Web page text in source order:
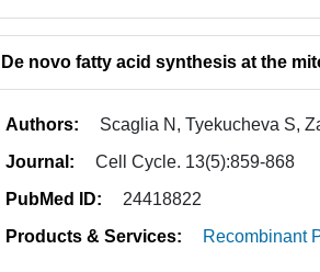
De novo fatty acid synthesis at the
Authors:
Scaglia N, Tyekucheva S,
Journal:
Cell Cycle. 13(5):859-868
PubMed ID:
24418822
Products & Services:
Recombinant